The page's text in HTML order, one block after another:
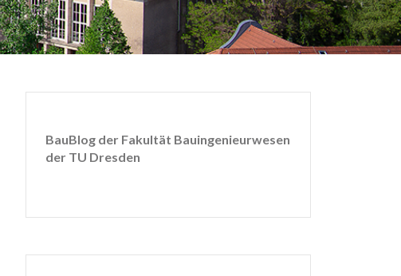
BauBlog der Fakultät Bauingenieurwesen
der TU Dresden